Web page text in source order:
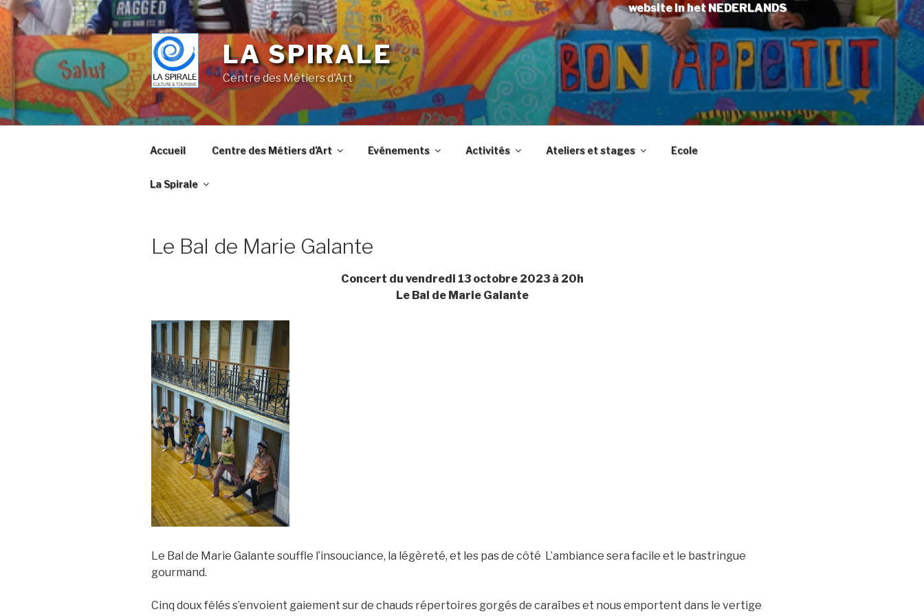
website in het NEDERLANDS
Skip
to
content
LA SPIRALE
Centre des Métiers d'Art
Accueil Centre des Métiers d’Art Evénements Activités Ateliers et stages Ecole
La Spirale
Le Bal de Marie Galante
Concert du vendredi 13 octobre 2023 à 20h
Le Bal de Marie Galante
Le Bal de Marie Galante souffle l’insouciance, la légèreté, et les pas de côté L’ambiance sera facile et le bastringue
gourmand.
Cinq doux fêlés s’envoient gaiement sur de chauds répertoires gorgés de caraïbes et nous emportent dans le vertige